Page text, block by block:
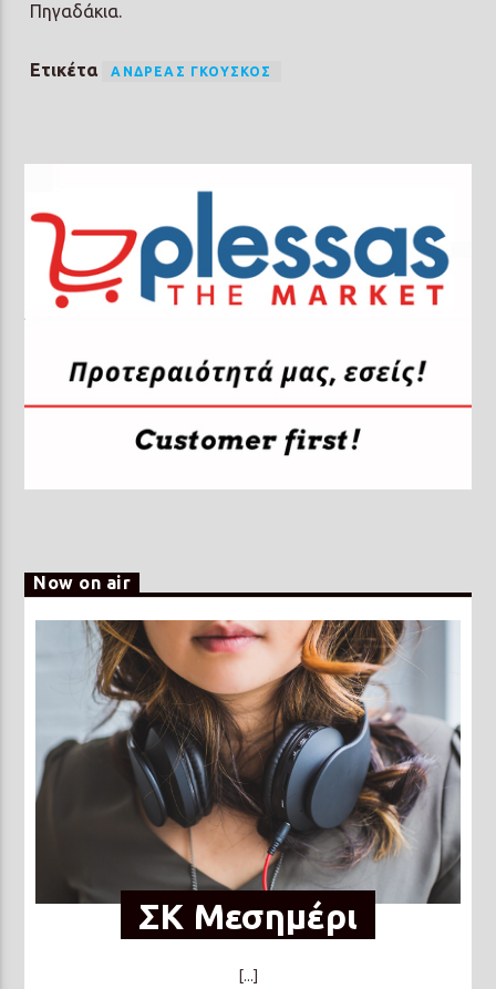
Πηγαδάκια.
Ετικέτα ΑΝΔΡΈΑΣ ΓΚΟΎΣΚΟΣ
Now on air
ΣΚ Μεσημέρι
[...]